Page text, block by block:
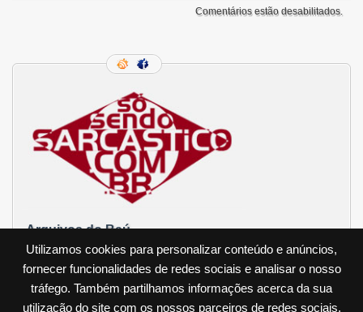
Utilizamos cookies para personalizar conteúdo e anúncios,
fornecer funcionalidades de redes sociais e analisar o nosso
tráfego. Também partilhamos informações acerca da sua
utilização do site com os nossos parceiros de redes sociais,
Comentários estão desabilitados.
Arquivos do Baú
Arquivo de Arquivos do Baú»
Tudo Liberado! (quase)